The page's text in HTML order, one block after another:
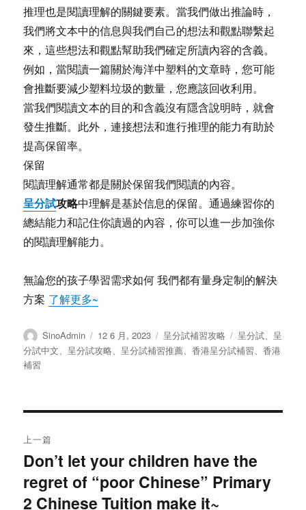
推理也是閱讀理解的關鍵要素。當我們做出推論時，
我們將文本中的信息與我們自己的想法和觀點聯繫起
來，這些想法和觀點幫助我們確定所讀內容的含義。
例如，當閱讀一篇關於海洋中塑料的文章時，您可能
會推斷要減少塑料垃圾的數量，您應該回收利用。
當我們閱讀文本的目的和含義沒有隱含說明時，就會
發生推斷。此外，連接想法和進行推理的能力有助於
提高保留率。
保留
閱讀理解通常都是關於保留我們閱讀的內容。
呈分試攻略中理解是基於信息的保留。通過練習你的
總結能力和記住你讀過的內容，你可以進一步加強你
的閱讀理解能力。
無論您的孩子學習需求如何 我們都有量身定制的解決
方案 了解更多~
作
者
SinoAdmin
发
布
12 6 月, 2023
分
类
呈分試補習攻略
标
签
呈分試、 呈
分試中文、 呈分試攻略、 呈分試補習推薦、香港呈分試補習、香港
補習
章
导
上一篇
上
篇
文
Don’t let your children have the
regret of “poor Chinese” Primary
2 Chinese Tuition make it~